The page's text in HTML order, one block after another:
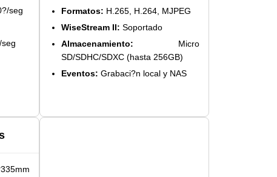
seg
Formatos: H.265, H.264, MJPEG
WiseStream II: Soportado
Almacenamiento: Micro
SD/SDHC/SDXC (hasta 256GB)
Eventos: Grabaci?n local y NAS